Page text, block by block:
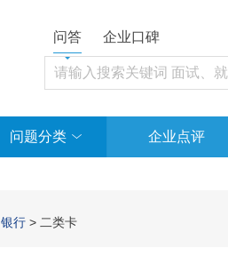
问答 企业口碑
问题分类 企业点评
银行 > 二类卡